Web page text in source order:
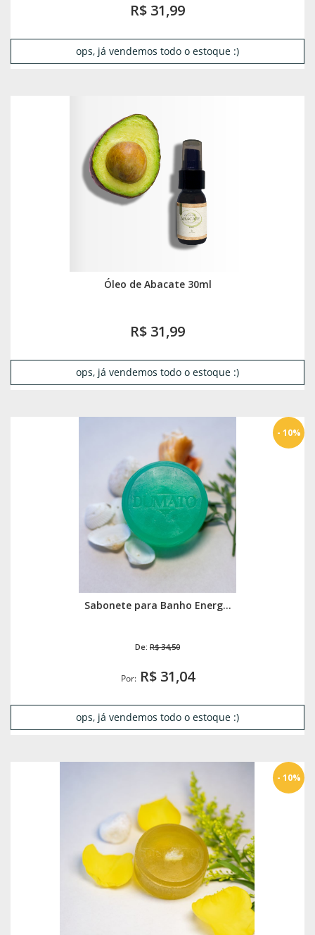
R$ 31,99
ops, já vendemos todo o estoque :)
Óleo de Abacate 30ml
R$ 31,99
ops, já vendemos todo o estoque :)
Sabonete para Banho Energ...
De: R$ 34,50
Por:R$ 31,04
- 10%
ops, já vendemos todo o estoque :)
- 10%